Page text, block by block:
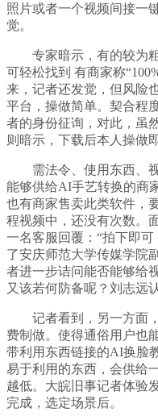
照片或者一个视频间接一
觉。
专家暗示，有的较为粗
可轻松找到 有商家称
来，记者还发觉，但风险
平台，操做简单。契合程
者的身份征询，对此，虽
则暗示，下载后本人操做
需法令、使用东西、视
能够供给AI手艺转换的商
也有商家售卖此类软件，
程视频中，还没有次数。
一名客服回覆：“拍下即
了安庆师范大学传媒学院
者进一步诘问能否能够给
又该若何防备呢？刘志远
记者看到，另一方面，
费制做。使得通俗用户也
带利用东西链接的AI换脸
易于利用的东西，会供给
越低。大皖旧事记者体验
完成，选定场景后。